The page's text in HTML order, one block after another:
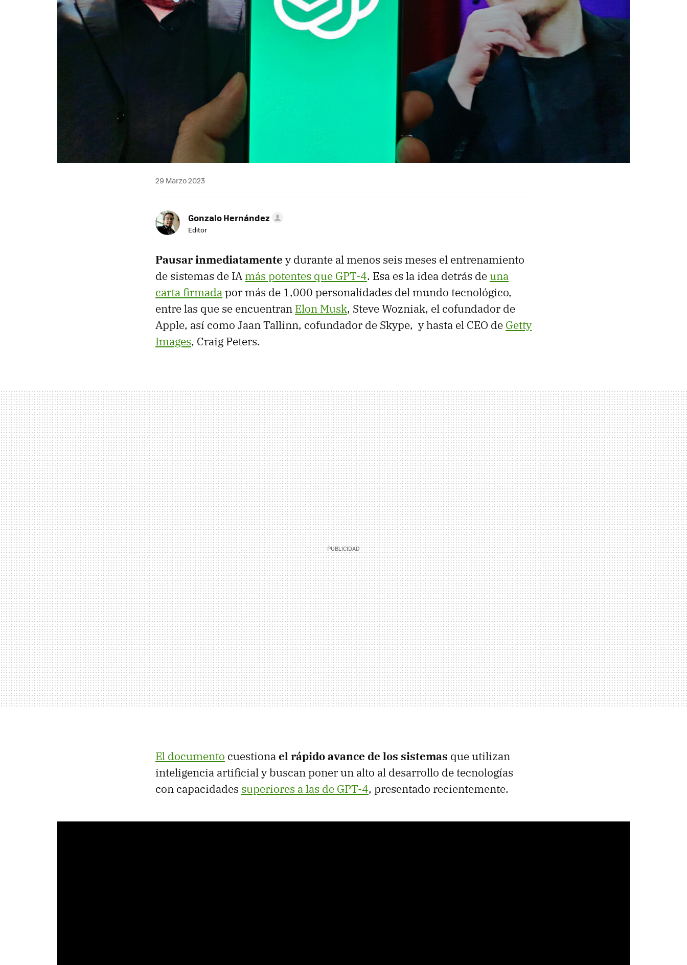
29 Marzo 2023
Gonzalo Hernández
Editor
Pausar inmediatamente y durante al menos seis meses el entrenamiento
de sistemas de IA más potentes que GPT-4. Esa es la idea detrás deuna
carta firmadapor más de 1,000 personalidades del mundo tecnológico,
entre las que se encuentran Elon Musk, Steve Wozniak, el cofundador de
Apple, así como Jaan Tallinn, cofundador de Skype, y hasta el CEO de Getty
Images, Craig Peters.
El documento cuestionael rápido avance de los sistemas que utilizan
inteligencia artificial y buscan poner un alto al desarrollo de tecnologías
con capacidades superiores a las de GPT-4, presentado recientemente.